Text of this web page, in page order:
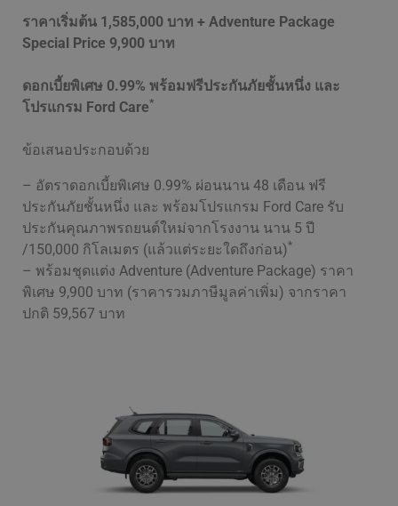
ราคาเริ่มต้น 1,585,000 บาท + Adventure Package
Special Price 9,900 บาท
ดอกเบี้ยพิเศษ 0.99% พร้อมฟรีประกันภัยชั้นหนึ่ง และ
โปรแกรม Ford Care*
ข้อเสนอประกอบด้วย
– อัตราดอกเบี้ยพิเศษ 0.99% ผ่อนนาน 48 เดือน ฟรี
ประกันภัยชั้นหนึ่ง และ พร้อมโปรแกรม Ford Care รับ
ประกันคุณภาพรถยนต์ใหม่จากโรงงาน นาน 5 ปี
/150,000 กิโลเมตร (แล้วแต่ระยะใดถึงก่อน)*
– พร้อมชุดแต่ง Adventure (Adventure Package) ราคา
พิเศษ 9,900 บาท (ราคารวมภาษีมูลค่าเพิ่ม) จากราคา
ปกติ 59,567 บาท